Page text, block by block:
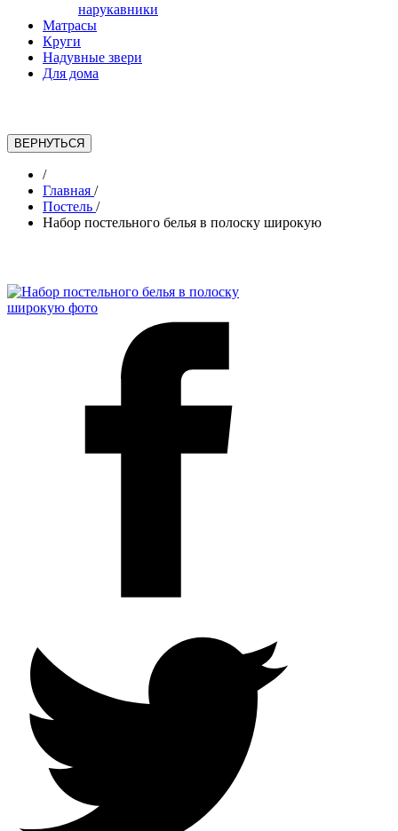
нарукавники
Матрасы
Круги
Надувные звери
Для дома
/
Главная /
Постель /
Набор постельного белья в полоску широкую